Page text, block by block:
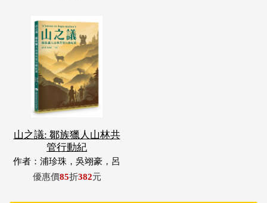
山之議: 鄒族獵人山林共
管行動紀
作者：浦珍珠，吳翊豪，呂
翊齊，張惠東，許玉青，王
優惠價85折382元